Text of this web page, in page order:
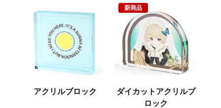
アクリルブロック
新商品
ダイカットアクリルブ
ロック